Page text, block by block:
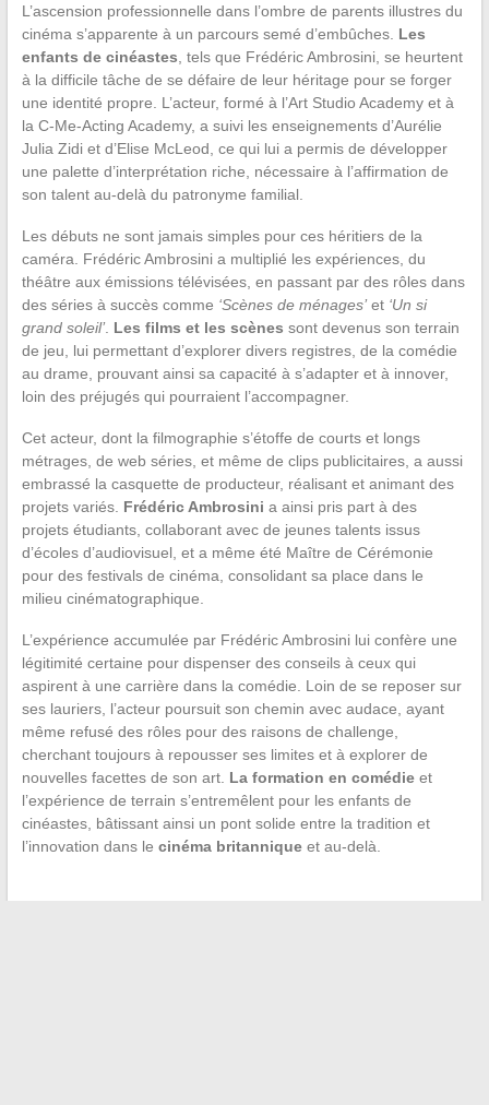
L’ascension professionnelle dans l’ombre de parents illustres du
cinéma s’apparente à un parcours semé d’embûches. Les
enfants de cinéastes , tels que Frédéric Ambrosini, se heurtent
à la difficile tâche de se défaire de leur héritage pour se forger
une identité propre. L’acteur, formé à l’Art Studio Academy et à
la C-Me-Acting Academy, a suivi les enseignements d’Aurélie
Julia Zidi et d’Elise McLeod, ce qui lui a permis de développer
une palette d’interprétation riche, nécessaire à l’affirmation de
son talent au-delà du patronyme familial.
Les débuts ne sont jamais simples pour ces héritiers de la
caméra. Frédéric Ambrosini a multiplié les expériences, du
théâtre aux émissions télévisées, en passant par des rôles dans
des séries à succès comme ‘Scènes de ménages’et ‘Un si
grand soleil’. Les films et les scènes sont devenus son terrain
de jeu, lui permettant d’explorer divers registres, de la comédie
au drame, prouvant ainsi sa capacité à s’adapter et à innover,
loin des préjugés qui pourraient l’accompagner.
Cet acteur, dont la filmographie s’étoffe de courts et longs
métrages, de web séries, et même de clips publicitaires, a aussi
embrassé la casquette de producteur, réalisant et animant des
projets variés. Frédéric Ambrosini a ainsi pris part à des
projets étudiants, collaborant avec de jeunes talents issus
d’écoles d’audiovisuel, et a même été Maître de Cérémonie
pour des festivals de cinéma, consolidant sa place dans le
milieu cinématographique.
L’expérience accumulée par Frédéric Ambrosini lui confère une
légitimité certaine pour dispenser des conseils à ceux qui
aspirent à une carrière dans la comédie. Loin de se reposer sur
ses lauriers, l’acteur poursuit son chemin avec audace, ayant
même refusé des rôles pour des raisons de challenge,
cherchant toujours à repousser ses limites et à explorer de
nouvelles facettes de son art. La formation en comédieet
l’expérience de terrain s’entremêlent pour les enfants de
cinéastes, bâtissant ainsi un pont solide entre la tradition et
l’innovation dans le cinéma britanniqueet au-delà.